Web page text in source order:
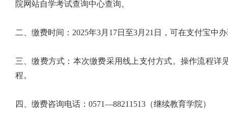
院网站自学考试查询中心查询。
二、缴费时间： 2025年3月17日至3月21日，可在支付宝中
三、缴费方式： 本次缴费采用线上支付方式。操作流程详
程。
四、缴费咨询电话： 0571—88211513（继续教育学院）